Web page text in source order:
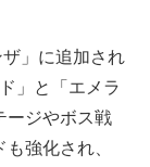
」に追加され
」と「エメラ
ージやボス戦
強化され、